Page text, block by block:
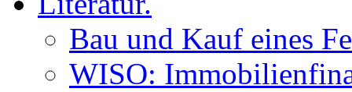
Bau und Kauf eines
WISO: